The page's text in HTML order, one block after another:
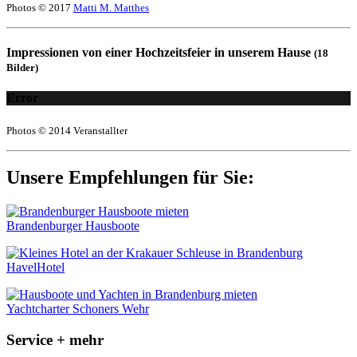
Photos © 2017 Matti M. Matthes
Impressionen von einer Hochzeitsfeier in unserem Hause (18
Bilder)
Error
Photos © 2014 Veranstallter
Unsere Empfehlungen für Sie:
Brandenburger Hausboote
HavelHotel
Yachtcharter Schoners Wehr
Service + mehr